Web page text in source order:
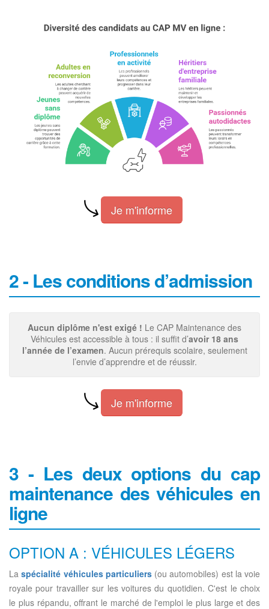
Je m'informe
2 - Les conditions d’admission
Aucun diplôme n'est exigé ! Le CAP Maintenance des
Véhicules est accessible à tous : il suffit d’avoir 18 ans
l’année de l’examen. Aucun prérequis scolaire, seulement
l’envie d’apprendre et de réussir.
Je m'informe
3 - Les deux options du cap
maintenance des véhicules en
ligne
OPTION A : VÉHICULES LÉGERS
Laspécialité véhicules particuliers(ou automobiles) est la voie
royale pour travailler sur les voitures du quotidien. C'est le choix
le plus répandu, offrant le marché de l'emploi le plus large et des